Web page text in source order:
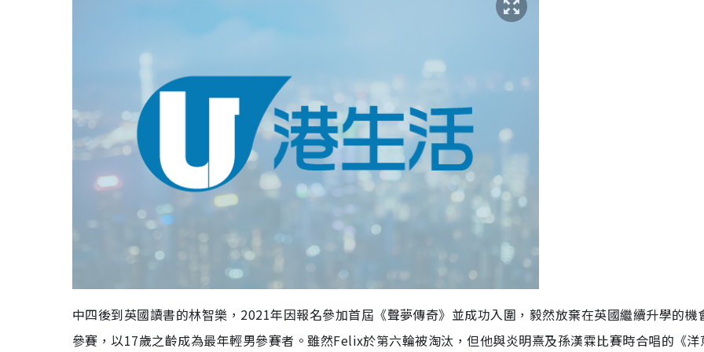
中四後到英國讀書的林智樂 ，2021年因報名參加首屆《聲夢傳奇》並成功入圍，毅然放棄在英國繼續升學的機
參賽，以17歲之齡成為最年輕男參賽者。雖然Felix於第六輪被淘汰，但他與炎明熹及孫漢霖比賽時合唱的《洋